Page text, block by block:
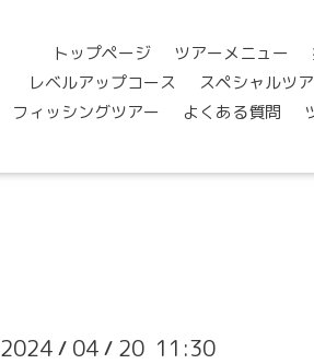
トップページ ツアーメニュー
レベルアップコース
スペシャルツ
フィッシングツアー
よくある質問
2024 / 04 / 20 11:30